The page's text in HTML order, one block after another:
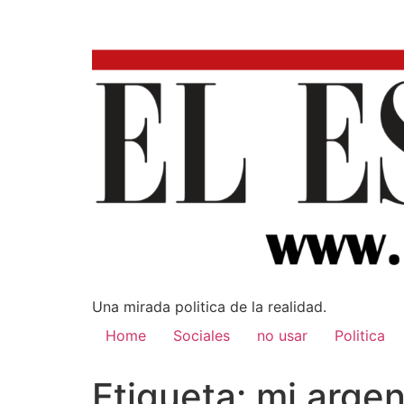
Una mirada poli­tica de la realidad.
Home
Sociales no usar Politica